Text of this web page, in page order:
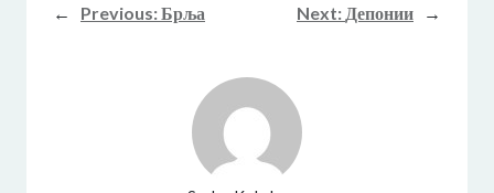
← Previous:Брља Next: Депонии →